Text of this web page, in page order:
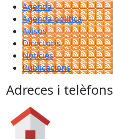
Agenda
Agenda política
Avisos
Directoris
Notícies
Publicacions
Adreces i telèfons